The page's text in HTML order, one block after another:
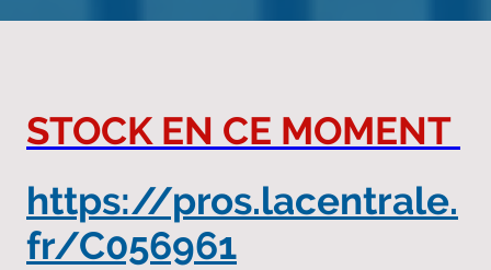
STOCK EN CE MOMENT
https://pros.lacentrale.
fr/C056961